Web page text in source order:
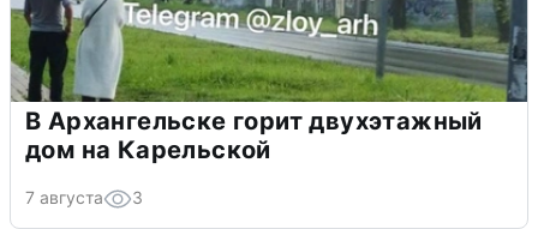
В Архангельске горит двухэтажный
дом на Карельской
7 августа 3